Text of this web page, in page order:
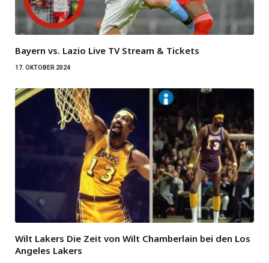
Bayern vs. Lazio Live TV Stream & Tickets
17. OKTOBER 2024
Wilt Lakers Die Zeit von Wilt Chamberlain bei den Los
Angeles Lakers